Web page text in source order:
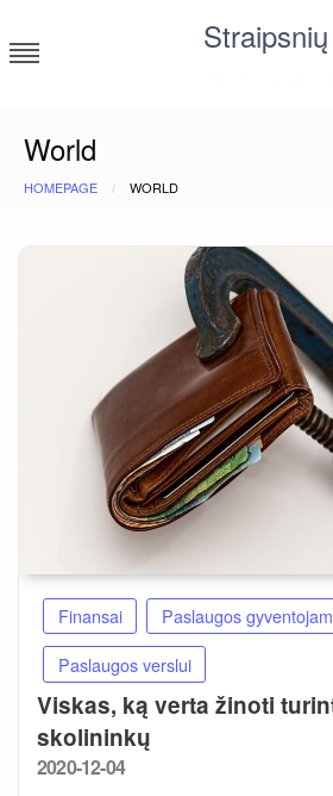
to
content
World
HOMEPAGE WORLD
Finansai
Paslaugos
Paslaugos verslui
Viskas, ką verta žinoti
skolininkų
Posted
2020-12-04